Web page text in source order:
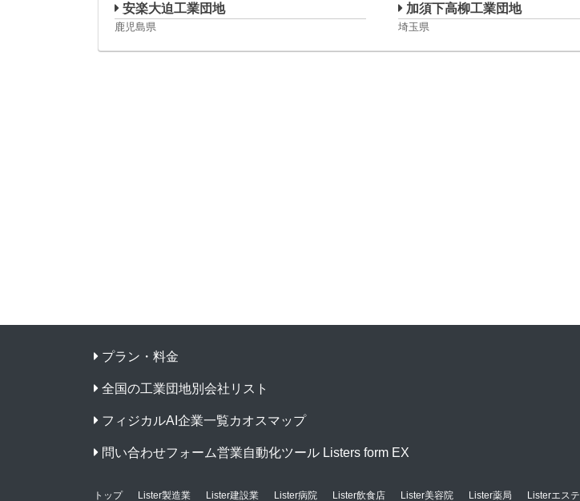
安楽大迫工業団地
鹿児島県
加須下高柳工業団地
埼玉県
プラン・料金
全国の工業団地別会社リスト
フィジカルAI企業一覧カオスマップ
問い合わせフォーム営業自動化ツール Listers form EX
トップ Lister製造業 Lister建設業 Lister病院 Lister飲食店 Lister美容院 Lister薬局 Listerエステ